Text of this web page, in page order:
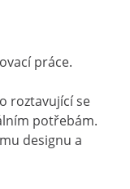
práce.
roztavující se
potřebám.
designu a